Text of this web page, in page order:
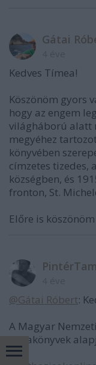
Gátai
Kedves Tímea!
Köszönöm gyors
hogy az engem
világháború alatt
megyéhez
könyvében
címzetes tizedes,
községben, és
fronton, St.
Előre is
@Gátai Róbert:
A Magyar
anyakönyvek